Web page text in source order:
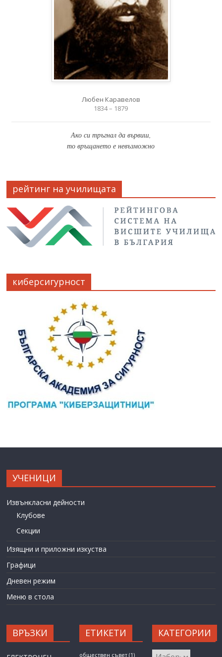
Любен Каравелов
1834 – 1879
Ако си тръгнал да вървиш,
то връщането е невъзможно
рейтинг на училищата
киберсигурност
УЧЕНИЦИ
Извънкласни дейности
Клубове
Секции
Изящни и приложни изкуства
Графици
Дневен режим
Меню в стола
ВРЪЗКИ ЕТИКЕТИ
обществен съвет (1)
КАТЕГОРИИ
КАТЕГОРИИ